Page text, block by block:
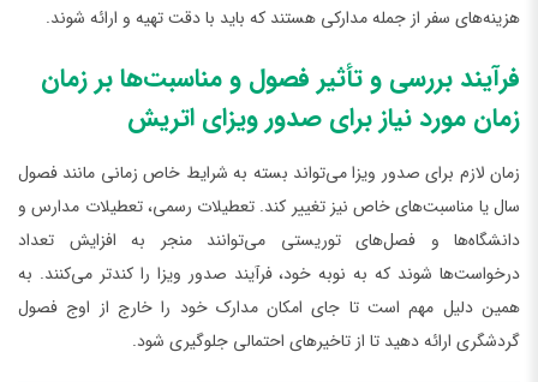
هزینه‌های سفر از جمله مدارکی هستند که باید با دقت تهیه و ارائه شوند.
فرآیند بررسی و تأثیر فصول و مناسبت‌ها بر زمان
زمان مورد نیاز برای صدور ویزای اتریش
زمان لازم برای صدور ویزا می‌تواند بسته به شرایط خاص زمانی مانند فصول
سال یا مناسبت‌های خاص نیز تغییر کند. تعطیلات رسمی، تعطیلات مدارس و
دانشگاه‌ها و فصل‌های توریستی می‌توانند منجر به افزایش تعداد
درخواست‌ها شوند که به نوبه خود، فرآیند صدور ویزا را کندتر می‌کنند. به
همین دلیل مهم است تا جای امکان مدارک خود را خارج از اوج فصول
گردشگری ارائه دهید تا از تاخیر‌های احتمالی جلوگیری شود.